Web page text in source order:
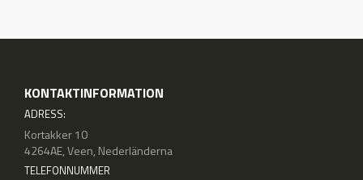
KONTAKTINFORMATION
ADRESS:
Kortakker 10
4264AE, Veen, Nederländerna
TELEFONNUMMER